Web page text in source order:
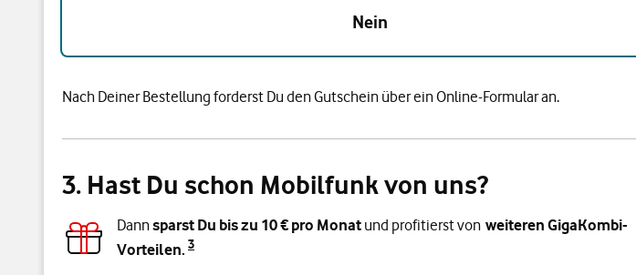
Nein
Nach Deiner Bestellung forderst Du den Gutschein über ein Online-Formular an.
3. Hast Du schon Mobilfunk von uns?
Dannsparst Du bis zu 10€ pro Monat und profitierst von weiteren GigaKombi-
Vorteilen. 3